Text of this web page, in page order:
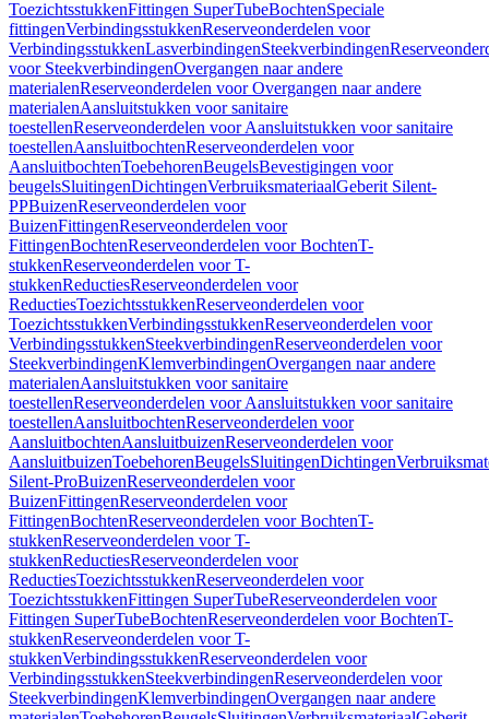
ToezichtsstukkenFittingen SuperTubeBochtenSpeciale
fittingenVerbindingsstukkenReserveonderdelen voor
VerbindingsstukkenLasverbindingenSteekverbindingen
voor SteekverbindingenOvergangen naar andere
materialenReserveonderdelen voor Overgangen naar andere
materialenAansluitstukken voor sanitaire
toestellenReserveonderdelen voor Aansluitstukken voor sanitaire
toestellenAansluitbochtenReserveonderdelen voor
AansluitbochtenToebehorenBeugelsBevestigingen voor
beugelsSluitingenDichtingenVerbruiksmateriaalGeberit Silent-
PPBuizenReserveonderdelen voor
BuizenFittingenReserveonderdelen voor
FittingenBochtenReserveonderdelen voor BochtenT-
stukkenReserveonderdelen voor T-
stukkenReductiesReserveonderdelen voor
ReductiesToezichtsstukkenReserveonderdelen voor
ToezichtsstukkenVerbindingsstukkenReserveonderdelen voor
VerbindingsstukkenSteekverbindingenReserveonderdelen voor
SteekverbindingenKlemverbindingenOvergangen naar andere
materialenAansluitstukken voor sanitaire
toestellenReserveonderdelen voor Aansluitstukken voor sanitaire
toestellenAansluitbochtenReserveonderdelen voor
AansluitbochtenAansluitbuizenReserveonderdelen voor
AansluitbuizenToebehorenBeugelsSluitingenDichtingen
Silent-ProBuizenReserveonderdelen voor
BuizenFittingenReserveonderdelen voor
FittingenBochtenReserveonderdelen voor BochtenT-
stukkenReserveonderdelen voor T-
stukkenReductiesReserveonderdelen voor
ReductiesToezichtsstukkenReserveonderdelen voor
ToezichtsstukkenFittingen SuperTubeReserveonderdelen voor
Fittingen SuperTubeBochtenReserveonderdelen voor BochtenT-
stukkenReserveonderdelen voor T-
stukkenVerbindingsstukkenReserveonderdelen voor
VerbindingsstukkenSteekverbindingenReserveonderdelen voor
SteekverbindingenKlemverbindingenOvergangen naar andere